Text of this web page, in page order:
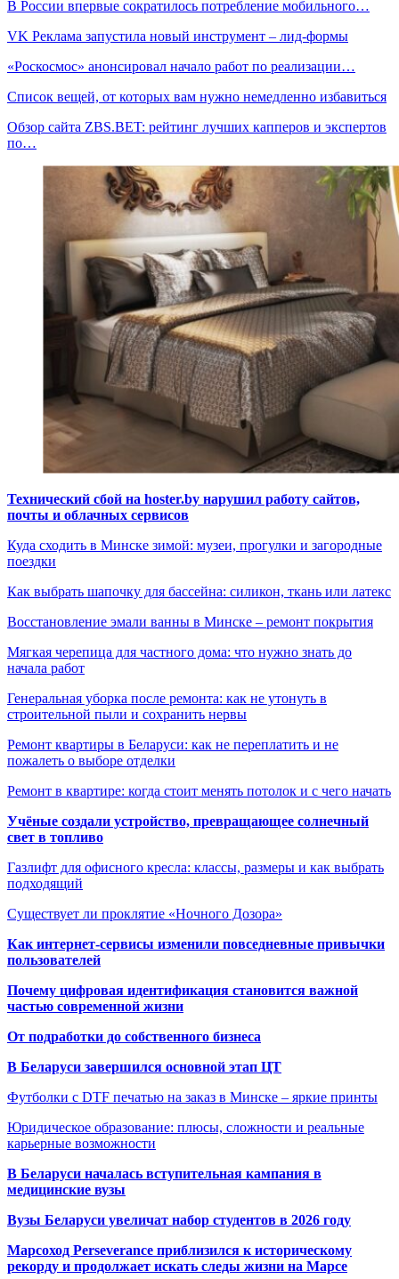
В России впервые сократилось потребление мобильного…
VK Реклама запустила новый инструмент – лид-формы
«Роскосмос» анонсировал начало работ по реализации…
Список вещей, от которых вам нужно немедленно избавиться
Обзор сайта ZBS.BET: рейтинг лучших капперов и экспертов
по…
Технический сбой на hoster.by нарушил работу сайтов,
почты и облачных сервисов
Куда сходить в Минске зимой: музеи, прогулки и загородные
поездки
Как выбрать шапочку для бассейна: силикон, ткань или латекс
Восстановление эмали ванны в Минске – ремонт покрытия
Мягкая черепица для частного дома: что нужно знать до
начала работ
Генеральная уборка после ремонта: как не утонуть в
строительной пыли и сохранить нервы
Ремонт квартиры в Беларуси: как не переплатить и не
пожалеть о выборе отделки
Ремонт в квартире: когда стоит менять потолок и с чего начать
Учёные создали устройство, превращающее солнечный
свет в топливо
Газлифт для офисного кресла: классы, размеры и как выбрать
подходящий
Существует ли проклятие «Ночного Дозора»
Как интернет-сервисы изменили повседневные привычки
пользователей
Почему цифровая идентификация становится важной
частью современной жизни
От подработки до собственного бизнеса
В Беларуси завершился основной этап ЦТ
Футболки с DTF печатью на заказ в Минске – яркие принты
Юридическое образование: плюсы, сложности и реальные
карьерные возможности
В Беларуси началась вступительная кампания в
медицинские вузы
Вузы Беларуси увеличат набор студентов в 2026 году
Марсоход Perseverance приблизился к историческому
рекорду и продолжает искать следы жизни на Марсе